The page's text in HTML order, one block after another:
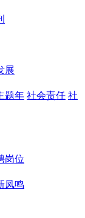
展
题年 社会责任 社
岗位
凤鸣